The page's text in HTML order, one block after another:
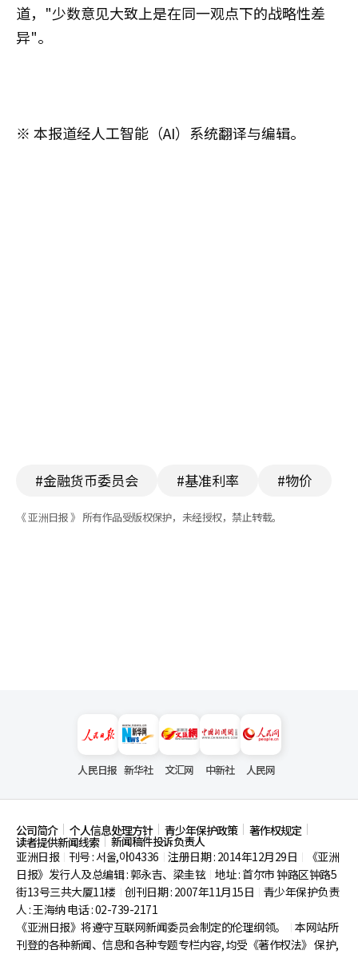
道，"少数意见大致上是在同一观点下的战略性差
异"。
※ 本报道经人工智能（AI）系统翻译与编辑。
#金融货币委员会 #基准利率 #物价
《 亚洲日报 》 所有作品受版权保护，未经授权，禁止转载。
人民日报 新华社 文汇网 中新社 人民网
公司简介 个人信息处理方针 青少年保护政策 著作权规定
读者提供新闻线索
新闻稿件投诉负责人
亚洲日报
刊号 : 서울,아04336 注册日期 : 2014年12月29日
《亚洲
日报》发行人及总编辑 : 郭永吉、梁圭铉 地址 : 首尔市钟路区钟路5
街13号三共大厦11楼 创刊日期 : 2007年11月15日
青少年保护负责
人 : 王海纳 电话 : 02-739-2171
《亚洲日报》将遵守互联网新闻委员会制定的伦理纲领。
本网站所
刊登的各种新闻、信息和各种专题专栏内容, 均受《著作权法》 保护,